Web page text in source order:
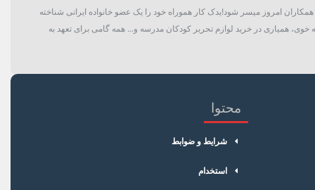
و حتی همکاران امروز میسر شود!یدک کار هموراه خود را یک عضو خانواده ایرانی شناخته
خوی، همیاری در خرید لوازم تحریر کودکان مدرسه و... همه گامی برای تعهد به
محتوا
شرایط و ضوابط
استخدام